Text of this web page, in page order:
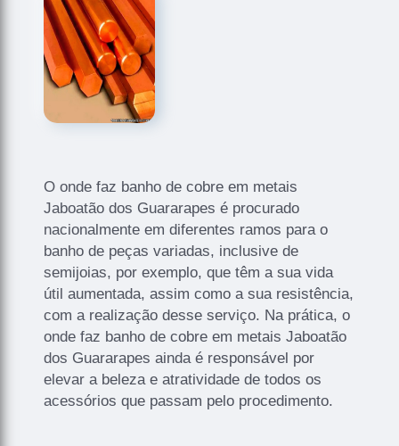
O onde faz banho de cobre em metais
Jaboatão dos Guararapes é procurado
nacionalmente em diferentes ramos para o
banho de peças variadas, inclusive de
semijoias, por exemplo, que têm a sua vida
útil aumentada, assim como a sua resistência,
com a realização desse serviço. Na prática, o
onde faz banho de cobre em metais Jaboatão
dos Guararapes ainda é responsável por
elevar a beleza e atratividade de todos os
acessórios que passam pelo procedimento.